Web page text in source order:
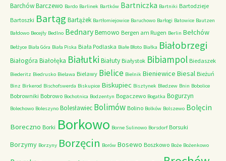
BarchówBarczewo Bardo Barlinek Bartków Bartniczka Bartniki Bartodzieje
Bartoszki Bartąg Bartążek Bartłomiejowice Baruchowo Barłogi Batowice Bautzen
Bałdowo Becejły Bedlno BednaryBemowo Bergen am Rugen Berlin Bełchów
Bełżyce Biała Góra Biała Piska Biała Podlaska Białe Błoto Białka Białobrzegi
Białogóra Białołęka Białutki Białuty Białystok Bibiampol Biedaszek
Biederitz Biedrusko Bielawa Bielawy Bielice Bielnik Bieniewice Biesal Bieżuń
Binz Birkerod Bischofswerda Biskupice Biskupiec Bisztynek Bledzew Bnin Bobolice
Bobrowniki Bobrowo Bochotnica Bodzentyn Bogaczewo Bogatka Bogurzyn
Bolechowo Boleszyno Bolesławiec Bolimów Bolino Bolków Bolszewo Bolęcin
Boreczno Borki Borkowo Borne Sulinowo Borsdorf Borsuki
Borzymy Borzyny Borzęcin Borów Bosewo Boszkowo Boże Bożenkowo